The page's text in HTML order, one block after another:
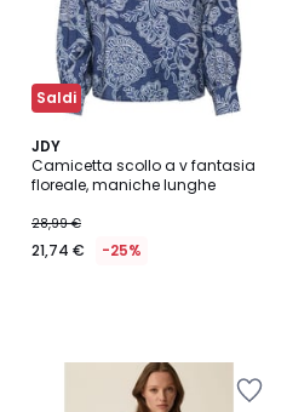
Saldi
JDY
Camicetta scollo a v fantasia
floreale, maniche lunghe
28,99 €
21,74 € -25%